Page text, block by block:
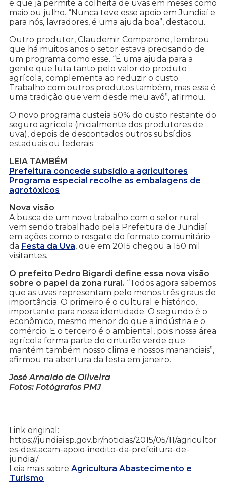
e que já permite a colheita de uvas em meses como
maio ou julho. “Nunca teve esse apoio em Jundiaí e
para nós, lavradores, é uma ajuda boa”, destacou.
Outro produtor, Claudemir Comparone, lembrou
que há muitos anos o setor estava precisando de
um programa como esse. “É uma ajuda para a
gente que luta tanto pelo valor do produto
agrícola, complementa ao reduzir o custo.
Trabalho com outros produtos também, mas essa é
uma tradição que vem desde meu avô”, afirmou.
O novo programa custeia 50% do custo restante do
seguro agrícola (inicialmente dos produtores de
uva), depois de descontados outros subsídios
estaduais ou federais.
LEIA TAMBÉM
Prefeitura concede subsídio a agricultores
Programa especial recolhe as embalagens de
agrotóxicos
Nova visão
A busca de um novo trabalho com o setor rural
vem sendo trabalhado pela Prefeitura de Jundiaí
em ações como o resgate do formato comunitário
da Festa da Uva, que em 2015 chegou a 150 mil
visitantes.
O prefeito Pedro Bigardi define essa nova visão
sobre o papel da zona rural. “Todos agora sabemos
que as uvas representam pelo menos três graus de
importância. O primeiro é o cultural e histórico,
importante para nossa identidade. O segundo é o
econômico, mesmo menor do que a indústria e o
comércio. E o terceiro é o ambiental, pois nossa área
agrícola forma parte do cinturão verde que
mantém também nosso clima e nossos mananciais”,
afirmou na abertura da festa em janeiro.
José Arnaldo de Oliveira
Fotos: Fotógrafos PMJ
Link original:
https://jundiai.sp.gov.br/noticias/2015/05/11/agricultor
es-destacam-apoio-inedito-da-prefeitura-de-
jundiai/
Leia mais sobre Agricultura Abastecimento e
Turismo